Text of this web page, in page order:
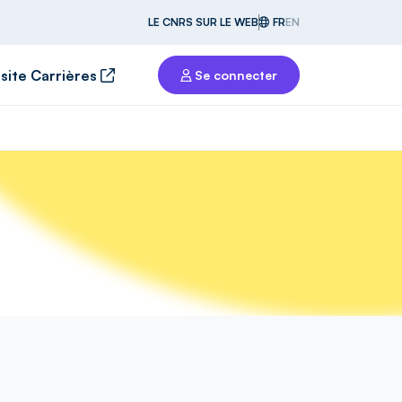
LE CNRS SUR LE WEB FREN
Carrières Se connecter